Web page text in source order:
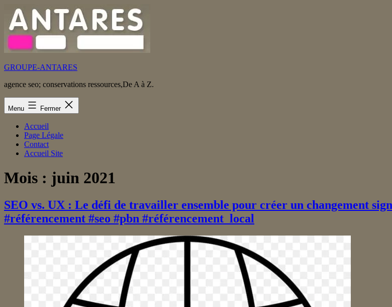
Aller
contenu
GROUPE-ANTARES
agence seo; conservations ressources,De A à Z.
Menu Fermer
Accueil
Page Légale
Contact
Accueil Site
Mois : juin 2021
SEO vs. UX : Le défi de travailler ensemble pour créer un changement
#référencement #seo #pbn #référencement_local